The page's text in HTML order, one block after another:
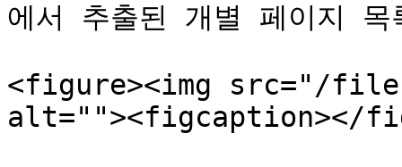
에서 추출된 개별 페이지
<figure><img src="/
alt=""><figcaption></